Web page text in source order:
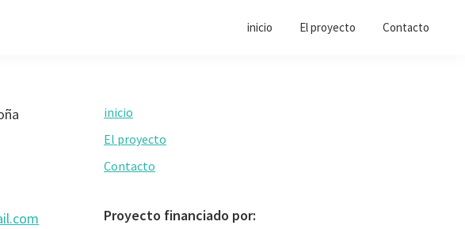
inicio El proyecto Contacto
Primary
Sidebar
inicio
El proyecto
Contacto
Proyecto financiado por: